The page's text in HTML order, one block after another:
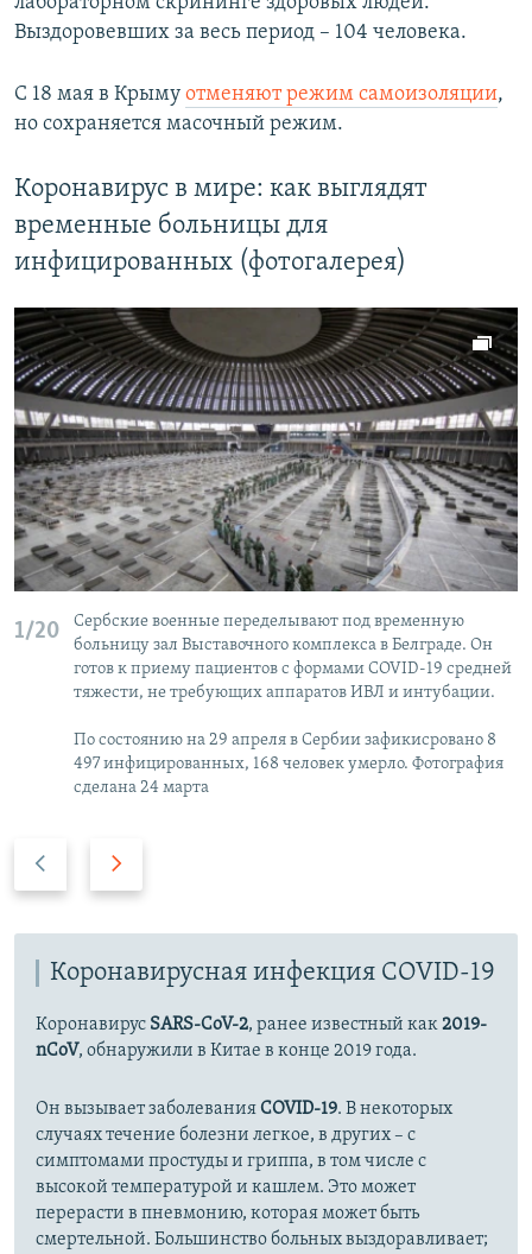
Выздоровевших за весь период – 104 человека.
С 18 мая в Крыму отменяют режим самоизоляции,
но сохраняется масочный режим.
Коронавирус в мире: как выглядят
временные больницы для
инфицированных (фотогалерея)
1/20
Сербские военные переделывают под временную
больницу зал Выставочного комплекса в Белграде. Он
готов к приему пациентов с формами COVID-19 средней
тяжести, не требующих аппаратов ИВЛ и интубации.
По состоянию на 29 апреля в Сербии зафикисровано 8
497 инфицированных, 168 человек умерло. Фотография
сделана 24 марта
д
д
у
щ
и
с
а
й
д
Коронавирусная инфекция COVID-19
Коронавирус SARS-CoV-2, ранее известный как2019-
nCoV, обнаружили в Китае в конце 2019 года.
Он вызывает заболеванияCOVID-19. В некоторых
случаях течение болезни легкое, в других – с
симптомами простуды и гриппа, в том числе с
высокой температурой и кашлем. Это может
перерасти в пневмонию, которая может быть
смертельной. Большинство больных выздоравливает;